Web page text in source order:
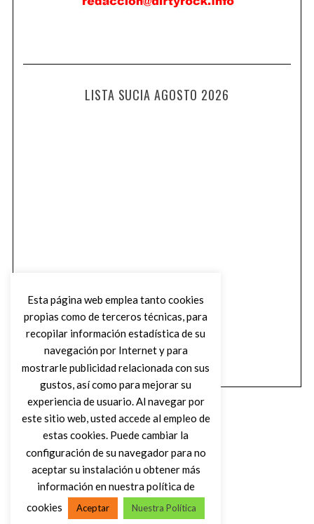
LISTA SUCIA AGOSTO 2026
VOLVER AL INICIO
Esta página web emplea tanto cookies
propias como de terceros técnicas, para
recopilar información estadística de su
navegación por Internet y para
mostrarle publicidad relacionada con sus
gustos, así como para mejorar su
experiencia de usuario. Al navegar por
este sitio web, usted accede al empleo de
estas cookies. Puede cambiar la
configuración de su navegador para no
aceptar su instalación u obtener más
información en nuestra política de
cookies
Aceptar Nuestra Política